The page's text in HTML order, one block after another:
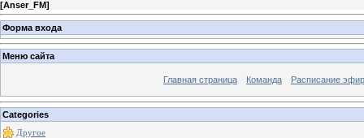
[Anser_FM]
Форма входа
Меню сайта
Главная страница Команда Расписание
Categories
Другое